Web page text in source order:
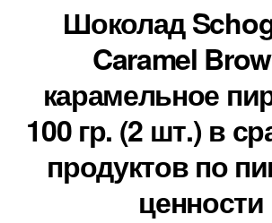
Шоколад
Caramel
карамельное
100 гр. (2 шт.) в
продуктов по
ценности